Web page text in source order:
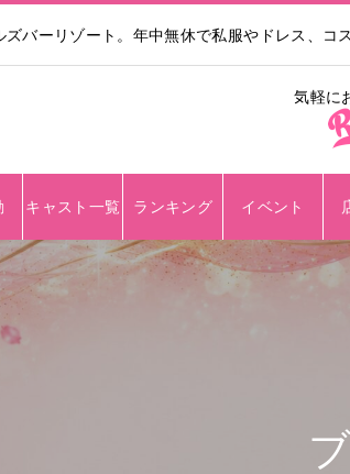
バーリゾート。年中無休で私服やドレス、
気軽に
キャスト一覧 ランキング イベント